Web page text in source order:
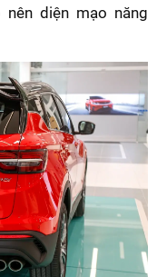
diện mạo năng